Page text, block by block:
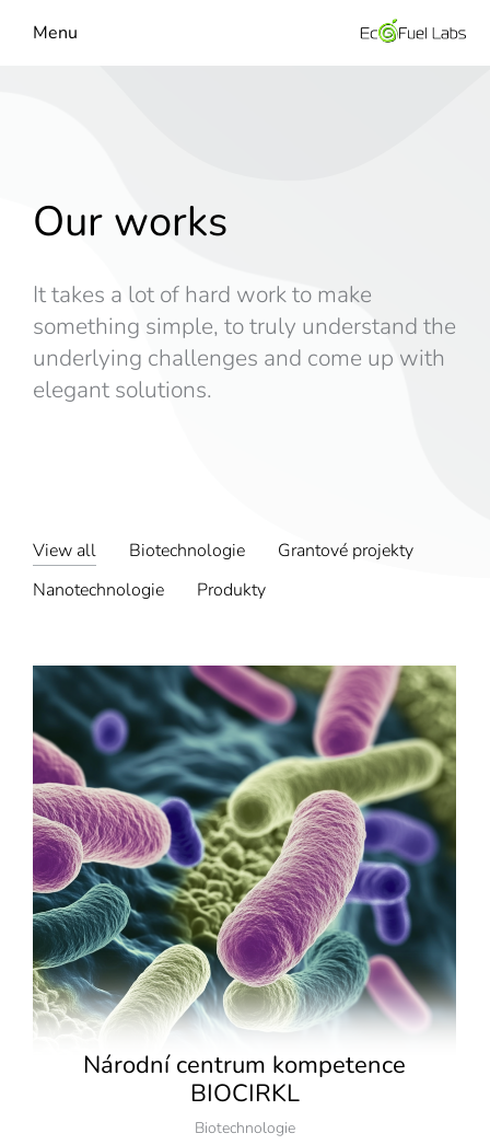
Menu
Our works
It takes a lot of hard work to make
something simple, to truly understand the
underlying challenges and come up with
elegant solutions.
View all Biotechnologie
Grantové projekty
Nanotechnologie
Produkty
Národní centrum kompetence
BIOCIRKL
Biotechnologie